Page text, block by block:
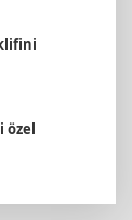
özel